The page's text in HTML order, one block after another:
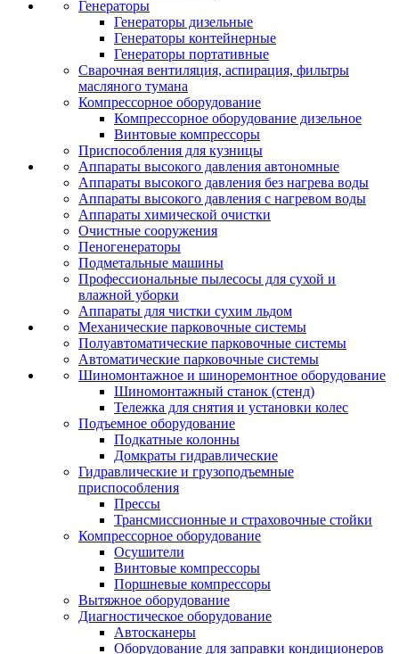
Генераторы
Генераторы дизельные
Генераторы контейнерные
Генераторы портативные
Сварочная вентиляция, аспирация, фильтры
масляного тумана
Компрессорное оборудование
Компрессорное оборудование дизельное
Винтовые компрессоры
Приспособления для кузницы
Аппараты высокого давления автономные
Аппараты высокого давления без нагрева воды
Аппараты высокого давления с нагревом воды
Аппараты химической очистки
Очистные сооружения
Пеногенераторы
Подметальные машины
Профессиональные пылесосы для сухой и
влажной уборки
Аппараты для чистки сухим льдом
Механические парковочные системы
Полуавтоматические парковочные системы
Автоматические парковочные системы
Шиномонтажное и шиноремонтное оборудование
Шиномонтажный станок (стенд)
Тележка для снятия и установки колес
Подъемное оборудование
Подкатные колонны
Домкраты гидравлические
Гидравлические и грузоподъемные
приспособления
Прессы
Трансмиссионные и страховочные стойки
Компрессорное оборудование
Осушители
Винтовые компрессоры
Поршневые компрессоры
Вытяжное оборудование
Диагностическое оборудование
Автосканеры
Оборудование для заправки кондиционеров